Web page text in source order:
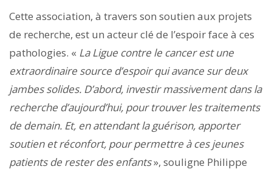
Cette association, à travers son soutien aux projets
de recherche, est un acteur clé de l’espoir face à ces
pathologies. « La Ligue contre le cancer est une
extraordinaire source d’espoir qui avance sur deux
jambes solides. D’abord, investir massivement dans la
recherche d’aujourd’hui, pour trouver les traitements
de demain. Et, en attendant la guérison, apporter
soutien et réconfort, pour permettre à ces jeunes
patients de rester des enfants», souligne Philippe